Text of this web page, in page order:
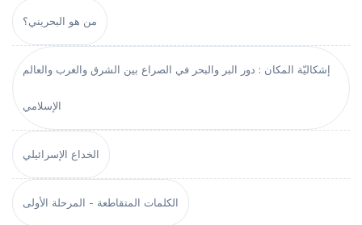
من هو البحريني؟
إشكاليّة المكان : دور البر والبحر في الصراع بين الشرق والغرب والعالم
الإسلامي
الخداع الإسرائيلي
الكلمات المتقاطعة - المرحلة الأولى